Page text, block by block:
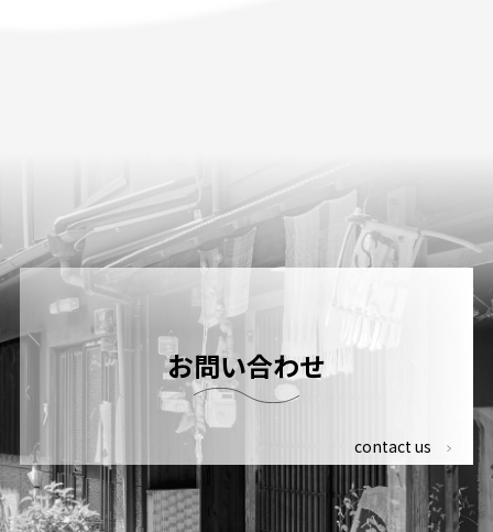
お問い合わせ
contact us